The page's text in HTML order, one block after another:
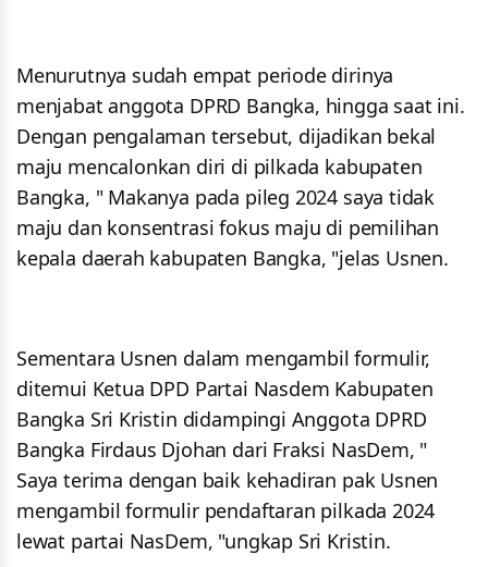
Menurutnya sudah empat periode dirinya
menjabat anggota DPRD Bangka, hingga saat ini.
Dengan pengalaman tersebut, dijadikan bekal
maju mencalonkan diri di pilkada kabupaten
Bangka, " Makanya pada pileg 2024 saya tidak
maju dan konsentrasi fokus maju di pemilihan
kepala daerah kabupaten Bangka, "jelas Usnen.
Sementara Usnen dalam mengambil formulir,
ditemui Ketua DPD Partai Nasdem Kabupaten
Bangka Sri Kristin didampingi Anggota DPRD
Bangka Firdaus Djohan dari Fraksi NasDem, "
Saya terima dengan baik kehadiran pak Usnen
mengambil formulir pendaftaran pilkada 2024
lewat partai NasDem, "ungkap Sri Kristin.